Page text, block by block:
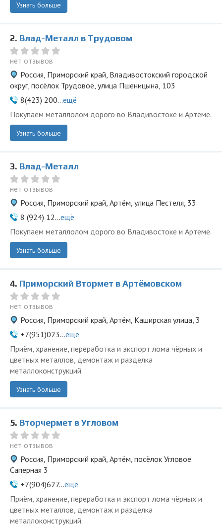
Узнать больше
2. Влад-Металл в Трудовом
нет отзывов
Россия, Приморский край, Владивостокский городской
округ, посёлок Трудовое, улица Пшеницына, 103
8(423) 200...ещё
Покупаем металлолом дорого во Владивостоке и Артеме.
Узнать больше
3. Влад-Металл
нет отзывов
Россия, Приморский край, Артём, улица Пестеля, 33
8 (924) 12...ещё
Покупаем металлолом дорого во Владивостоке и Артеме.
Узнать больше
4. Приморский Втормет в Артёмовском
нет отзывов
Россия, Приморский край, Артём, Каширская улица, 3
+7(951)023...ещё
Приём, хранение, переработка и экспорт лома чёрных и
цветных металлов, демонтаж и разделка
металлоконструкций.
Узнать больше
5. Вторчермет в Угловом
нет отзывов
Россия, Приморский край, Артём, посёлок Угловое
Саперная 3
+7(904)627...ещё
Приём, хранение, переработка и экспорт лома чёрных и
цветных металлов, демонтаж и разделка
металлоконструкций.